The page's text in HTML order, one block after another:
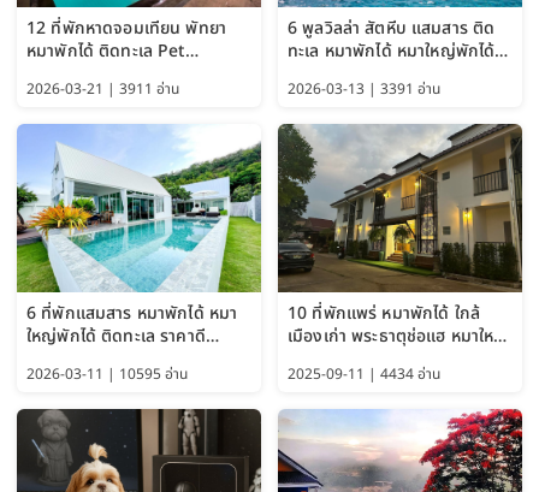
12 ที่พักหาดจอมเทียน พัทยา
หมาพักได้ ติดทะเล Pet
พักได้ อัปเดต 2569
2026-03-21 | 3911 อ่าน
6 พูลวิลล่า สัตหีบ แสมสาร ติด
ทะเล หมาพักได้ หมาใหญ่พักได้
2026-03-13 | 3391 อ่าน
6 ที่พักแสมสาร หมาพักได้ หมา
ใหญ่พักได้ ติดทะเล ราคาดี
2026-03-11 | 10595 อ่าน
10 ที่พักแพร่ หมาพักได้ ใกล้
เมืองเก่า พระธาตุช่อแฮ หมาใหญ่
พักได้ด้วย อัปเดต 2569
2025-09-11 | 4434 อ่าน